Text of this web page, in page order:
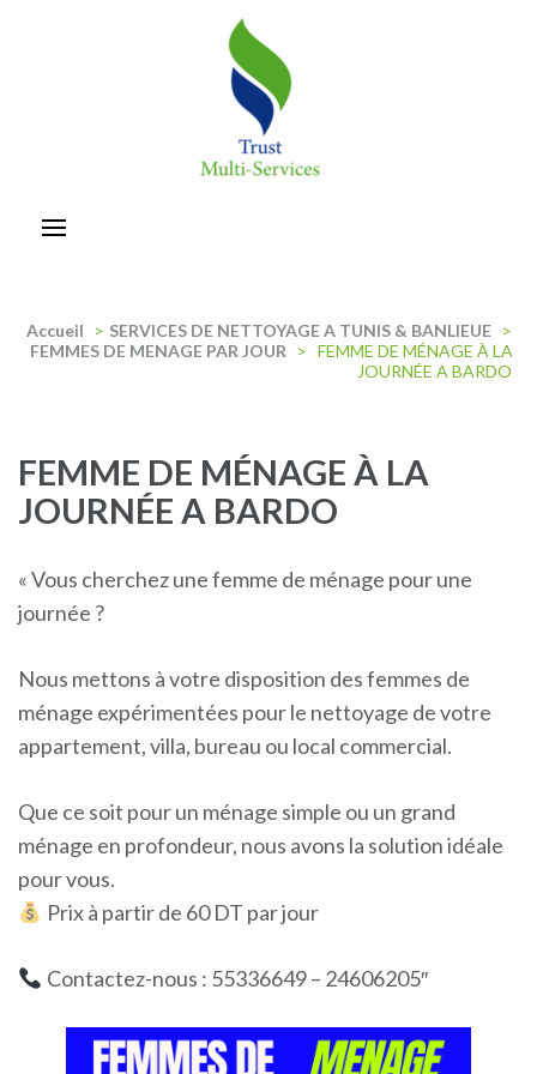
Accueil > SERVICES DE NETTOYAGE A TUNIS & BANLIEUE >
FEMMES DE MENAGE PAR JOUR
> FEMME DE MÉNAGE À LA
JOURNÉE A BARDO
FEMME DE MÉNAGE À LA
JOURNÉE A BARDO
« Vous cherchez une femme de ménage pour une
journée ?
Nous mettons à votre disposition des femmes de
ménage expérimentées pour le nettoyage de votre
appartement, villa, bureau ou local commercial.
Que ce soit pour un ménage simple ou un grand
ménage en profondeur, nous avons la solution idéale
pour vous.
Prix à partir de 60 DT par jour
Contactez-nous : 55336649 – 24606205″